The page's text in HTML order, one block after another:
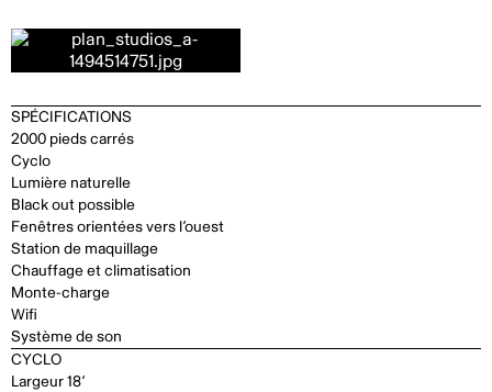
SPÉCIFICATIONS
2000 pieds carrés
Cyclo
Lumière naturelle
Black out possible
Fenêtres orientées vers l’ouest
Station de maquillage
Chauffage et climatisation
Monte-charge
Wifi
Système de son
CYCLO
Largeur 18’